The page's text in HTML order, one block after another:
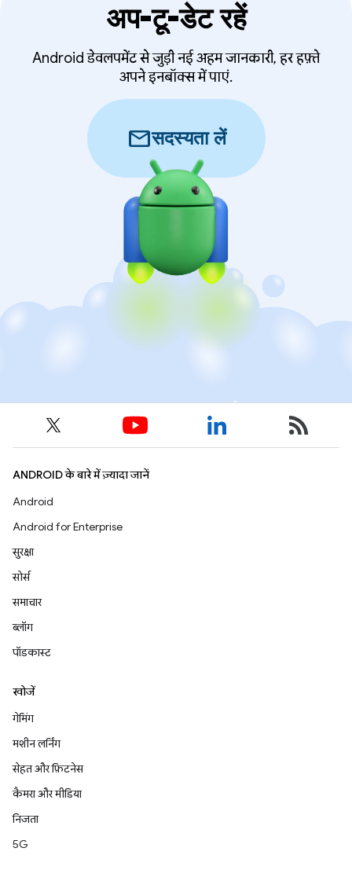
अप-टू-डेट रहें
Android डेवलपमेंट से जुड़ी नई अहम जानकारी, हर हफ़्ते
अपने इनबॉक्स में पाएं.
mailसदस्यता लें
ANDROID के बारे में ज़्यादा जानें
Android
Android for Enterprise
सुरक्षा
सोर्स
समाचार
ब्लॉग
पॉडकास्ट
खोजें
गेमिंग
मशीन लर्निंग
सेहत और फ़िटनेस
कैमरा और मीडिया
निजता
5G